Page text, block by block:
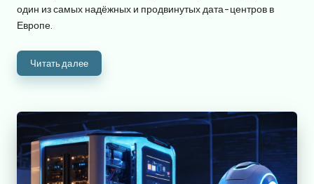
один из самых надёжных и продвинутых дата-центров в
Европе.
Читать далее